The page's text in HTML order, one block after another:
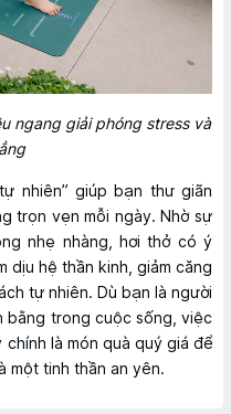
ngang giải phóng stress và
nhiên” giúp bạn thư giãn
trọn vẹn mỗi ngày. Nhờ sự
nhẹ nhàng, hơi thở có ý
dịu hệ thần kinh, giảm căng
tự nhiên. Dù bạn là người
bằng trong cuộc sống, việc
là món quà quý giá để
một tinh thần an yên.